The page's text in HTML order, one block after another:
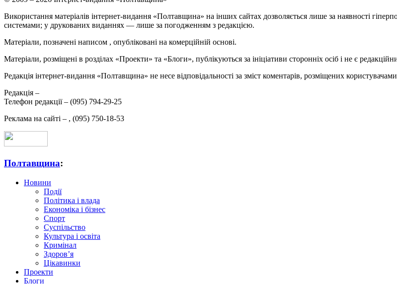
Використання матеріалів інтернет-видання «Полтавщина» на інших сайтах дозволяється лише за наявності
системами; у друкованих виданнях — лише за погодженням з редакцією.
Матеріали, позначені написом , опубліковані на комерційній основі.
Матеріали, розміщені в розділах «Проекти» та «Блоги», публікуються за ініціативи сторонніх осіб і не є
Редакція інтернет-видання «Полтавщина» не несе відповідальності за зміст коментарів, розміщених
Редакція –
Телефон редакції – (095) 794-29-25
Реклама на сайті – , (095) 750-18-53
Полтавщина:
Новини
Події
Політика і влада
Економіка і бізнес
Спорт
Суспільство
Культура і освіта
Кримінал
Здоров’я
Цікавинки
Проекти
Блоги